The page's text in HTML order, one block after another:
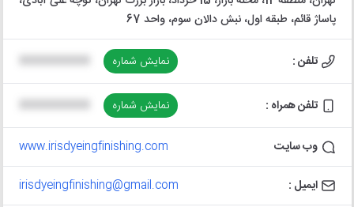
پاساژ قائم، طبقه اول، نبش دالان سوم، واحد 67
تلفن : نمایش شماره
تلفن همراه : نمایش شماره
وب سایت www.irisdyeingfinishing.com
ایمیل : irisdyeingfinishing@gmail.com